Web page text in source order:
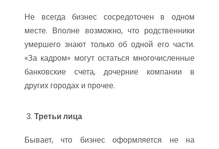
Не всегда бизнес сосредоточен в одном
месте. Вполне возможно, что родственники
умершего знают только об одной его части.
«За кадром» могут остаться многочисленные
банковские счета, дочерние компании в
других городах и прочее.
Третьи лица
Бывает, что бизнес оформляется не на